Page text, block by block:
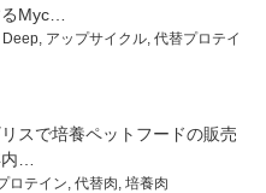
Myc…
Deep, アップサイクル, 代替プロテイ
スで培養ペットフードの販売
…
ロテイン, 代替肉, 培養肉